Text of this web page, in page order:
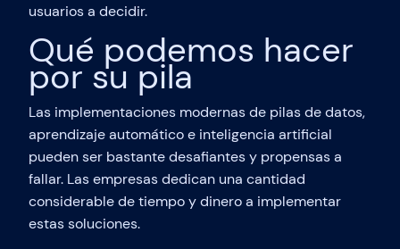
usuarios a decidir.
Qué podemos hacer
por su pila
Las implementaciones modernas de pilas de datos,
aprendizaje automático e inteligencia artificial
pueden ser bastante desafiantes y propensas a
fallar. Las empresas dedican una cantidad
considerable de tiempo y dinero a implementar
estas soluciones.